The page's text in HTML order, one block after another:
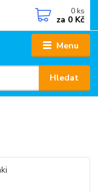
Menu
Hledat
0 ks
za 0 Kč